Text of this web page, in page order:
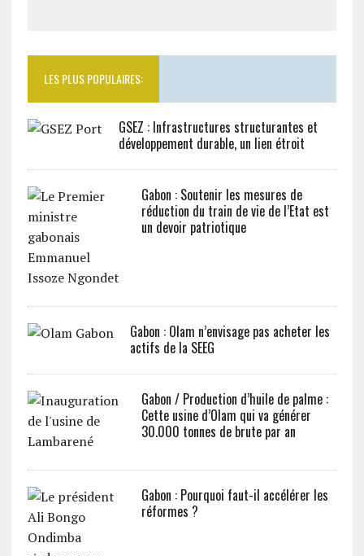
LES PLUS POPULAIRES:
GSEZ : Infrastructures structurantes et
développement durable, un lien étroit
Gabon : Soutenir les mesures de
réduction du train de vie de l’Etat est
un devoir patriotique
Gabon : Olam n’envisage pas acheter les
actifs de la SEEG
Gabon / Production d’huile de palme :
Cette usine d’Olam qui va générer
30.000 tonnes de brute par an
Gabon : Pourquoi faut-il accélérer les
réformes ?